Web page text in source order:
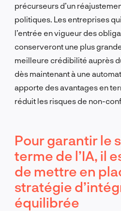
précurseurs d’un
politiques. Les entreprises
l’entrée en vigueur des
conserveront une plus
meilleure crédibilité auprès
dès maintenant à une
apporte des avantages en
réduit les risques de non-
Pour garantir le
terme de l’IA, il
de mettre en
stratégie
équilibrée